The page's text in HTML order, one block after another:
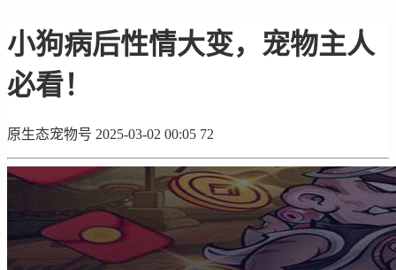
小狗病后性情大变，宠物主人
必看！
原生态宠物号 2025-03-02 00:05 72